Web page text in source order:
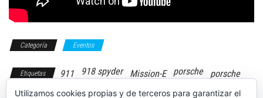
Categoría Eventos
Etiquetas 911 918 spyder Mission-E porsche
porsche
tracks
Utilizamos cookies propias y de terceros para garantizar el